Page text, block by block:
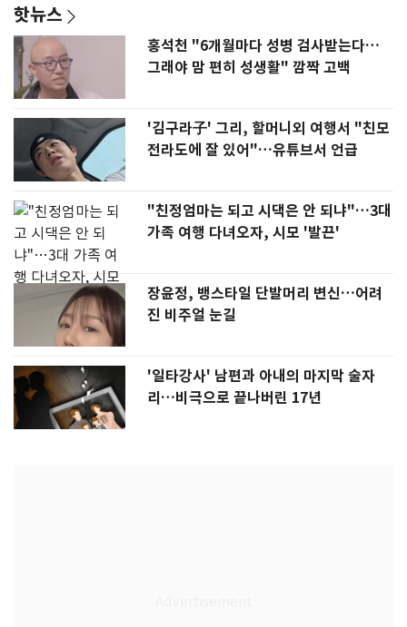
핫뉴스
홍석천 "6개월마다 성병 검사받는다…
그래야 맘 편히 성생활" 깜짝 고백
'김구라子' 그리, 할머니외 여행서 "친모
전라도에 잘 있어"…유튜브서 언급
"친정엄마는 되고 시댁은 안 되냐"…3대
가족 여행 다녀오자, 시모 '발끈'
장윤정, 뱅스타일 단발머리 변신…어려
진 비주얼 눈길
'일타강사' 남편과 아내의 마지막 술자
리…비극으로 끝나버린 17년